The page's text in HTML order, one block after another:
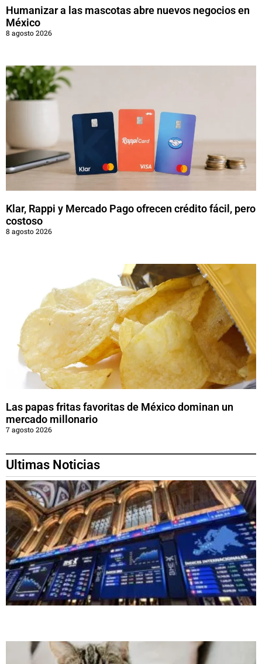
Humanizar a las mascotas abre nuevos negocios en
México
8 agosto 2026
Klar, Rappi y Mercado Pago ofrecen crédito fácil, pero
costoso
8 agosto 2026
Las papas fritas favoritas de México dominan un
mercado millonario
7 agosto 2026
Ultimas Noticias